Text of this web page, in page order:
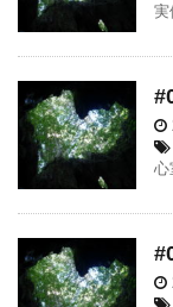
実
心